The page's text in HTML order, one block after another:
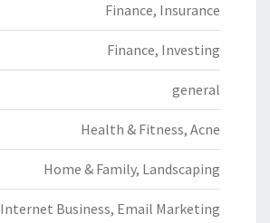
Finance, Insurance
Finance, Investing
general
Health & Fitness, Acne
Home & Family, Landscaping
Internet Business, Email Marketing